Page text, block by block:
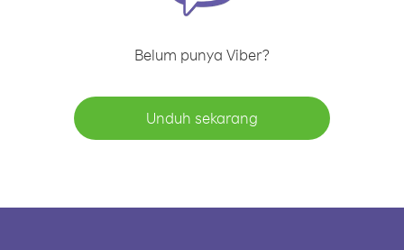
Belum punya Viber?
Unduh sekarang